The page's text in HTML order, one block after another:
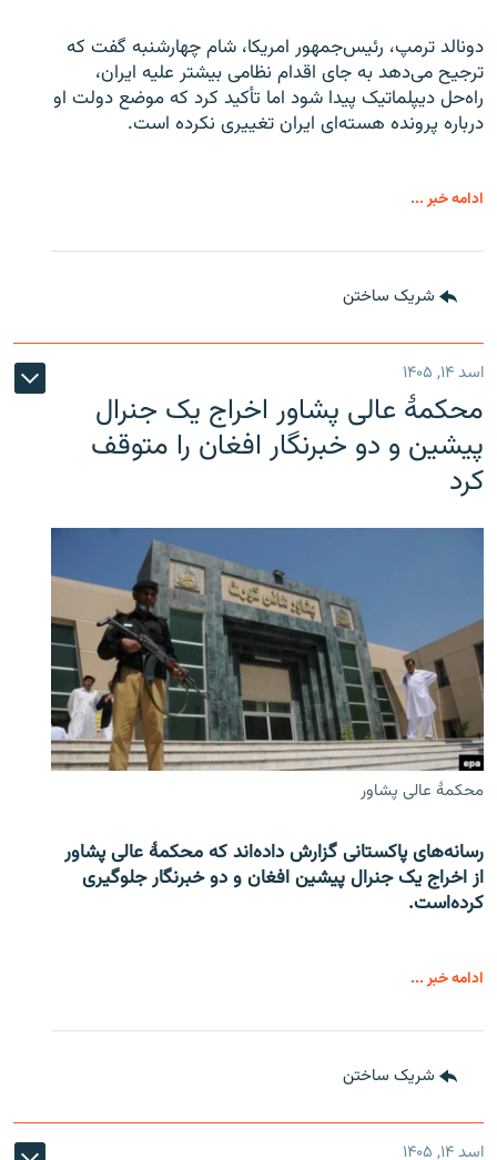
دونالد ترمپ، رئیس‌جمهور امریکا، شام چهارشنبه گفت که
ترجیح می‌دهد به جای اقدام نظامی بیشتر علیه ایران،
راه‌حل دیپلماتیک پیدا شود اما تأکید کرد که موضع دولت او
درباره پرونده هسته‌ای ایران تغییری نکرده است.
ادامه خبر ...
شریک ساختن
اسد ۱۴, ۱۴۰۵
محکمۀ عالی پشاور اخراج یک جنرال
پیشین و دو خبرنگار افغان را متوقف
کرد
محکمۀ عالی پشاور
رسانه‌های پاکستانی گزارش داده‌اند که محکمۀ عالی پشاور
از اخراج یک جنرال پیشین افغان و دو خبرنگار جلوگیری
کرده‌است.
ادامه خبر ...
شریک ساختن
اسد ۱۴, ۱۴۰۵